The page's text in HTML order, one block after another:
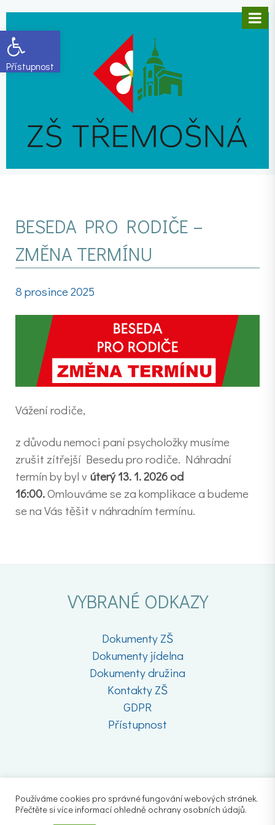
Open toolbar
BESEDA PRO RODIČE –
ZMĚNA TERMÍNU
8 prosince 2025
Vážení rodiče,
z důvodu nemoci paní psycholožky musíme
zrušit zítřejší Besedu pro rodiče. Náhradní
termín by byl v úterý 13. 1. 2026 od
16:00.Omlouváme se za komplikace a budeme
se na Vás těšit v náhradním termínu.
VYBRANÉ ODKAZY
Dokumenty ZŠ
Dokumenty jídelna
Dokumenty družina
Kontakty ZŠ
GDPR
Přístupnost
Používáme cookies pro správné fungování webových stránek.
Přečtěte si více informací ohledně ochrany osobních údajů.